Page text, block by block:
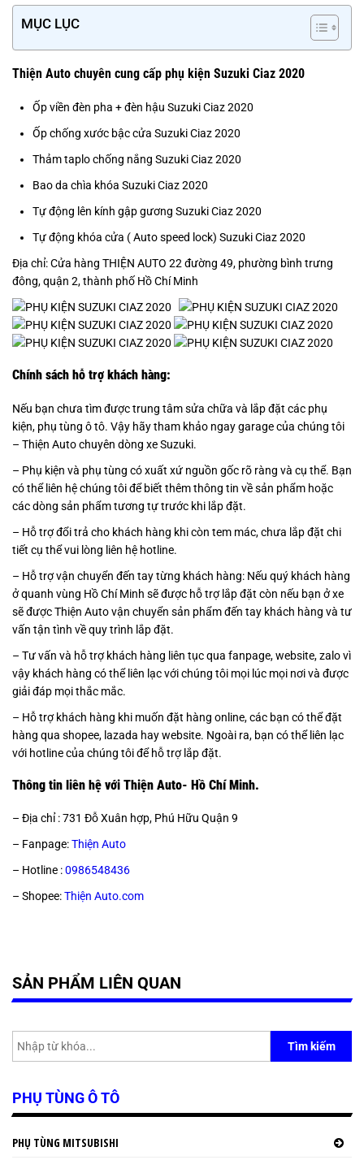
MỤC LỤC
Thiện Auto chuyên cung cấp phụ kiện Suzuki Ciaz 2020
Ốp viền đèn pha + đèn hậu Suzuki Ciaz 2020
Ốp chống xước bậc cửa Suzuki Ciaz 2020
Thảm taplo chống nắng Suzuki Ciaz 2020
Bao da chìa khóa Suzuki Ciaz 2020
Tự động lên kính gập gương Suzuki Ciaz 2020
Tự động khóa cửa ( Auto speed lock) Suzuki Ciaz 2020
Địa chỉ: Cửa hàng THIỆN AUTO 22 đường 49, phường bình trưng
đông, quận 2, thành phố Hồ Chí Minh
Chính sách hỗ trợ khách hàng:
Nếu bạn chưa tìm được trung tâm sửa chữa và lắp đặt các phụ
kiện, phụ tùng ô tô. Vậy hãy tham khảo ngay garage của chúng tôi
– Thiện Auto chuyên dòng xe Suzuki.
– Phụ kiện và phụ tùng có xuất xứ nguồn gốc rõ ràng và cụ thể. Bạn
có thể liên hệ chúng tôi để biết thêm thông tin về sản phẩm hoặc
các dòng sản phẩm tương tự trước khi lắp đặt.
– Hỗ trợ đổi trả cho khách hàng khi còn tem mác, chưa lắp đặt chi
tiết cụ thể vui lòng liên hệ hotline.
– Hỗ trợ vận chuyển đến tay từng khách hàng: Nếu quý khách hàng
ở quanh vùng Hồ Chí Minh sẽ được hỗ trợ lắp đặt còn nếu bạn ở xe
sẽ được Thiện Auto vận chuyển sản phẩm đến tay khách hàng và tư
vấn tận tình về quy trình lắp đặt.
– Tư vấn và hỗ trợ khách hàng liên tục qua fanpage, website, zalo vì
vậy khách hàng có thể liên lạc với chúng tôi mọi lúc mọi nơi và được
giải đáp mọi thắc mắc.
– Hỗ trợ khách hàng khi muốn đặt hàng online, các bạn có thể đặt
hàng qua shopee, lazada hay website. Ngoài ra, bạn có thể liên lạc
với hotline của chúng tôi để hỗ trợ lắp đặt.
Thông tin liên hệ với Thiện Auto- Hồ Chí Minh.
– Địa chỉ : 731 Đỗ Xuân hợp, Phú Hữu Quận 9
– Fanpage:Thiện Auto
– Hotline :0986548436
– Shopee:Thiện Auto.com
SẢN PHẨM LIÊN QUAN
Tìm kiếm
PHỤ TÙNG Ô TÔ
PHỤ TÙNG MITSUBISHI